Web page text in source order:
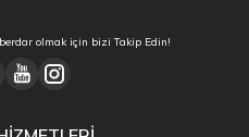
olmak için bizi Takip Edin!